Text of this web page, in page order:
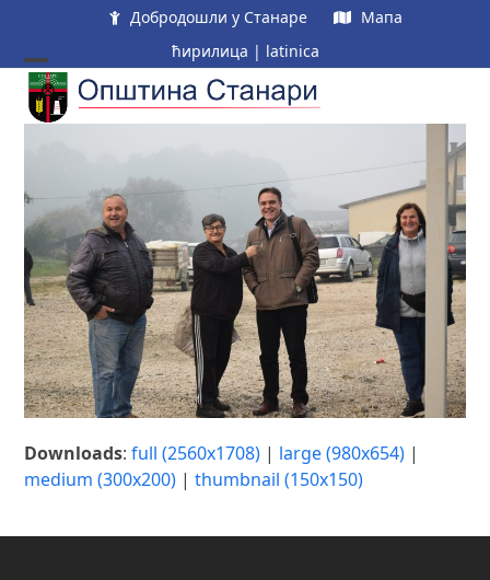
content
Добродошли у Станаре
Мапа
ћирилица | latinica
Open
mobile
Close
mobile
Downloads:full (2560x1708) | large (980x654) |
medium (300x200) |thumbnail (150x150)